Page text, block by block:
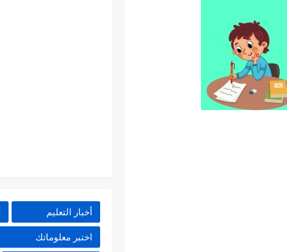
أخبار التعليم
اختبر معلوماتك